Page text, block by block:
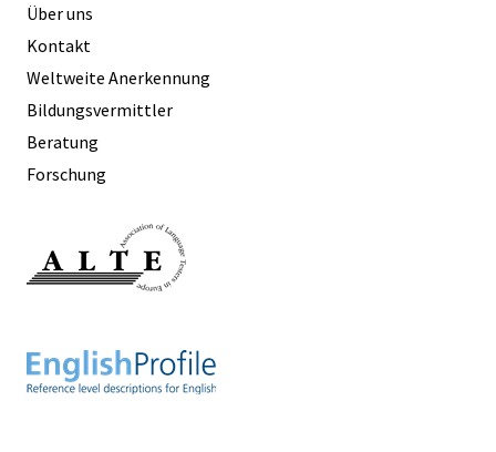
Über uns
Kontakt
Weltweite Anerkennung
Bildungsvermittler
Beratung
Forschung